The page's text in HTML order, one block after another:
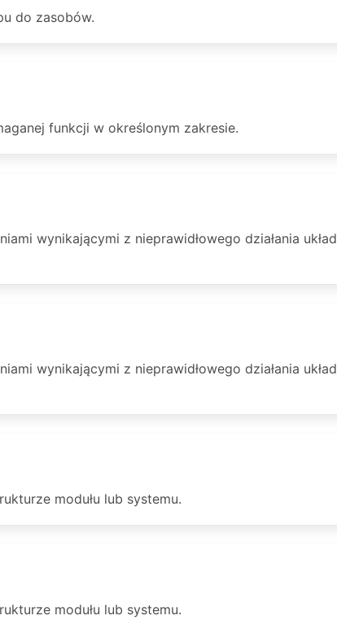
do zasobów.
funkcji w określonym zakresie.
wynikającymi z nieprawidłowego działania
wynikającymi z nieprawidłowego działania
modułu lub systemu.
modułu lub systemu.